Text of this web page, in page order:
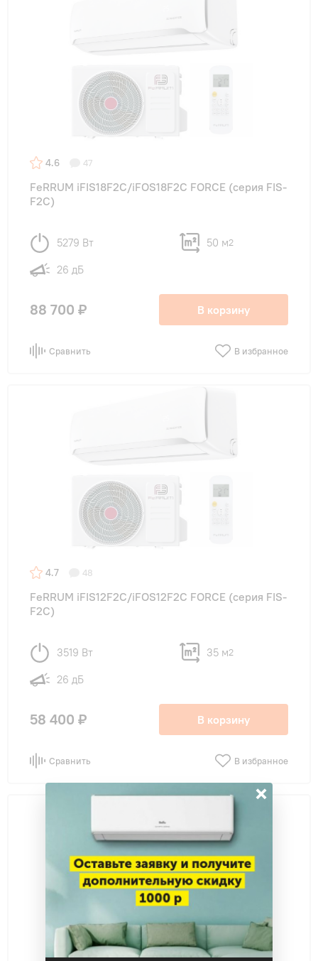
4.6 47
FeRRUM iFIS18F2С/iFOS18F2С FORCE (cерия FIS-
F2C)
5279 Вт 50 м2
26 дБ
88 700 ₽ В корзину
Сравнить В избранное
4.7 48
FeRRUM iFIS12F2С/iFOS12F2С FORCE (cерия FIS-
F2C)
3519 Вт 35 м2
26 дБ
58 400 ₽ В корзину
Сравнить В избранное
×